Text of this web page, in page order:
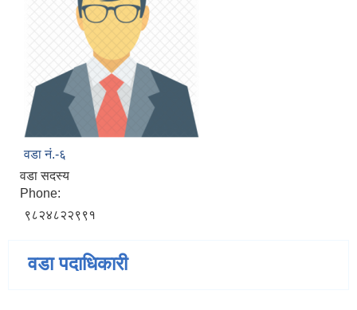
वडा नं.-६
वडा सदस्य
Phone:
९८२४८२२९९१
वडा पदाधिकारी